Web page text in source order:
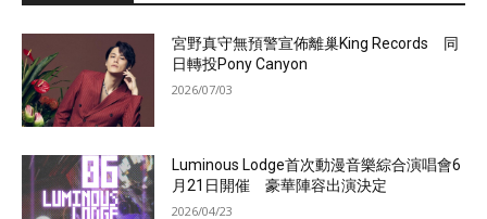
宮野真守無預警宣佈離巢King Records 同
日轉投Pony Canyon
2026/07/03
Luminous Lodge首次動漫音樂綜合演唱會6
月21日開催 豪華陣容出演決定
2026/04/23